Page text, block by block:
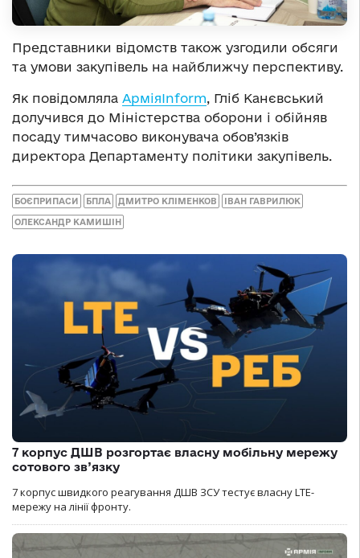
Представники відомств також узгодили обсяги
та умови закупівель на найближчу перспективу.
Як повідомляла АрміяInform, Гліб Канєвський
долучився до Міністерства оборони і обійняв
посаду тимчасово виконувача обов’язків
директора Департаменту політики закупівель.
БОЄПРИПАСИ БПЛА ДМИТРО КЛІМЕНКОВ ІВАН ГАВРИЛЮК
ОЛЕКСАНДР КАМИШІН
7 корпус ДШВ розгортає власну мобільну мережу
сотового зв’язку
7 корпус швидкого реагування ДШВ ЗСУ тестує власну LTE-
мережу на лінії фронту.